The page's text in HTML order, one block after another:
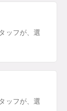
ッフが、選
ッフが、選